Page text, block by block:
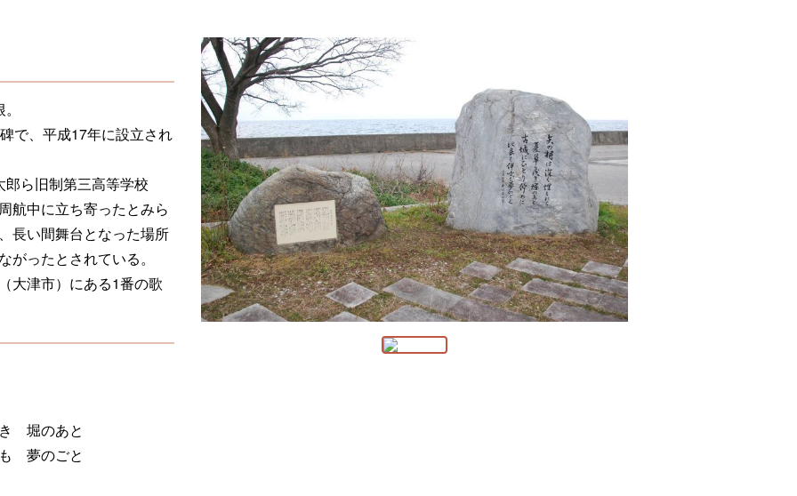
で、平成17年に設立され
ら旧制第三高等学校
航中に立ち寄ったとみら
長い間舞台となった場所
ったとされている。
大津市）にある1番の歌
堀のあと
夢のごと